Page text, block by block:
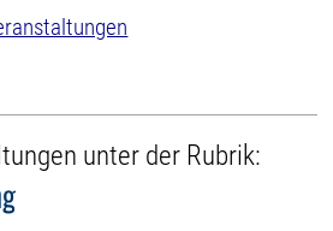
unter der Rubrik: